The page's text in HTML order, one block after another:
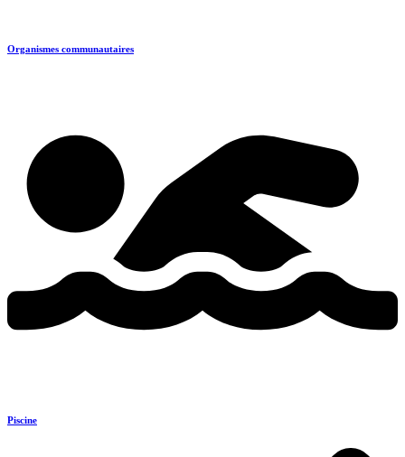
Organismes communautaires
Piscine